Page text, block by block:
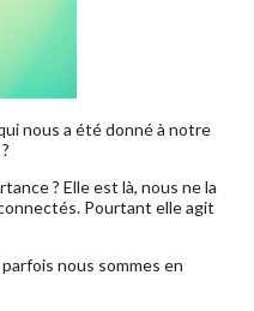
nous a été donné à notre
? Elle est là, nous ne la
Pourtant elle agit
nous sommes en